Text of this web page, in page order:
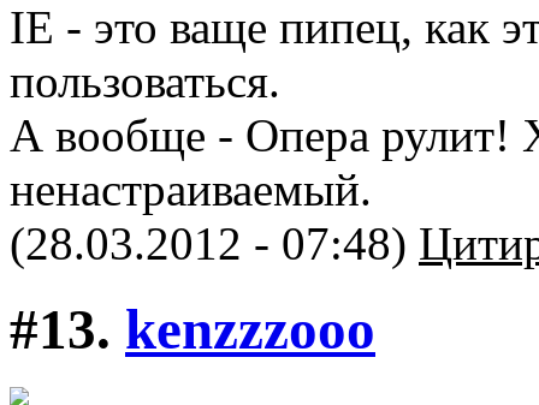
IE - это ваще пипец, как
пользоваться.
А вообще - Опера рулит!
ненастраиваемый.
(28.03.2012 - 07:48)
#13. kenzzzooo